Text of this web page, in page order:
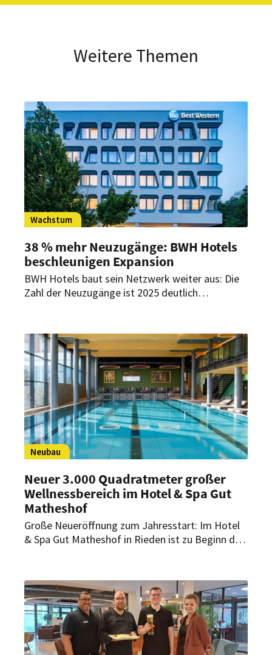
Weitere Themen
Wachstum
38 % mehr Neuzugänge: BWH Hotels
beschleunigen Expansion
BWH Hotels baut sein Netzwerk weiter aus: Die
Zahl der Neuzugänge ist 2025 deutlich
Neubau
Neuer 3.000 Quadratmeter großer
Wellnessbereich im Hotel & Spa Gut
Matheshof
Große Neueröffnung zum Jahresstart: Im Hotel
& Spa Gut Matheshof in Rieden ist zu Beginn des
Insgesamt wurde ein zweistelliger
Millionenbetrag investiert.